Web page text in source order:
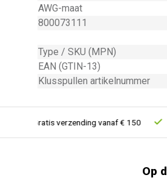
AWG-maat
800073111
Type / SKU (MPN)
EAN (GTIN-13)
Klusspullen artikelnummer
Gratis verzending vanaf € 150
Op